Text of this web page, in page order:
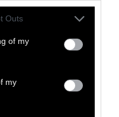
Outs
of my
my